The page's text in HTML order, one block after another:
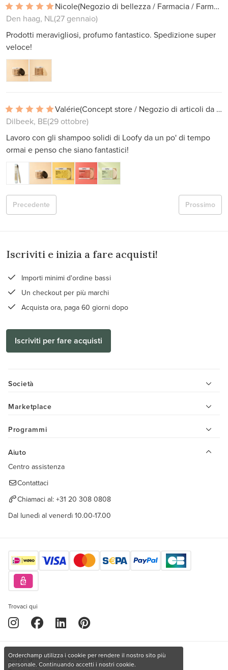
Nicole
(Negozio di bellezza / Farmacia / Farmacia)
Den haag, NL(27 gennaio)
Prodotti meravigliosi, profumo fantastico. Spedizione super
veloce!
Valérie
(Concept store / Negozio di articoli da regalo)
Dilbeek, BE(29 ottobre)
Lavoro con gli shampoo solidi di Loofy da un po' di tempo
ormai e penso che siano fantastici!
Prossimo
Precedente
Iscriviti e inizia a fare acquisti!
Importi minimi d'ordine bassi
Un checkout per più marchi
Acquista ora, paga 60 giorni dopo
Iscriviti per fare acquisti
Società
Marketplace
Programmi
Aiuto
Centro assistenza
Contattaci
Chiamaci al: +31 20 308 0808
Dal lunedì al venerdì 10.00-17.00
Trovaci qui
Copyright © 2026 Orderchamp
Politica sulla riservatezza
Orderchamp utilizza i cookie per rendere il nostro sito più
personale. Continuando accetti i nostri cookie.